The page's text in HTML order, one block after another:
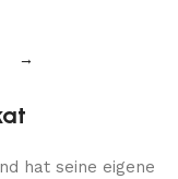
→
hat seine eigene